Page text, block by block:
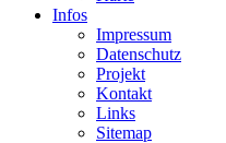
Infos
Impressum
Datenschutz
Projekt
Kontakt
Links
Sitemap